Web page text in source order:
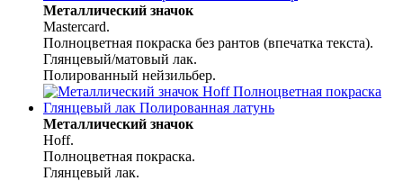
Металлический значок
Mastercard.
Полноцветная покраска без рантов (впечатка текста).
Глянцевый/матовый лак.
Полированный нейзильбер.
Металлический значок
Hoff.
Полноцветная покраска.
Глянцевый лак.